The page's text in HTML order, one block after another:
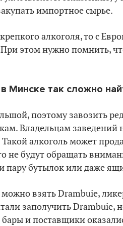
импортное сырье.
алкоголя, то с
При этом нужно помнить,
Минске так сложно
поэтому завозить
Владельцам заведений
алкоголь может
не будут обращать
пару бутылок или даже
взять Drambuie,
заполучитьDrambuie,
и поставщики